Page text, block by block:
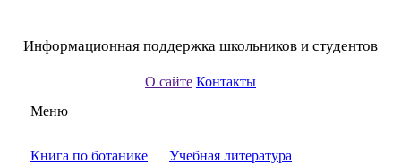
Информационная поддержка школьников и студентов
О сайте Контакты
Меню
Книга по ботанике Учебная литература